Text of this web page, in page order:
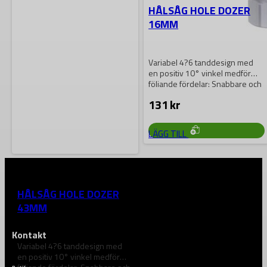
HÅLSÅG HOLE DOZER
43MM
Variabel 4?6 tanddesign med
en positiv 10° vinkel medför
HÅLSÅG HOLE DOZER
16MM
Variabel 4?6 tanddesign med
en positiv 10° vinkel medför
följande fördelar: Snabbare och
131kr
LÄGG TILL
Kontakt